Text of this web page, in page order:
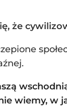
że
wiemy, w